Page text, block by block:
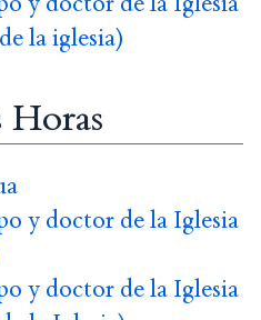
la iglesia)
y doctor de la Iglesia
y doctor de la Iglesia